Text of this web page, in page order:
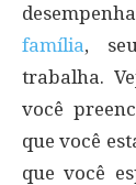
família,
trabalha.
você
que você
que você